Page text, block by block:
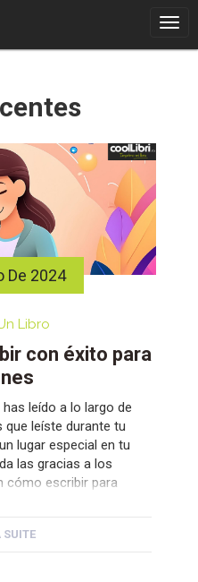
De 2024
Libro
con éxito para
leído a lo largo de
que leíste durante tu
lugar especial en tu
las gracias a los
cómo escribir para
SUITE